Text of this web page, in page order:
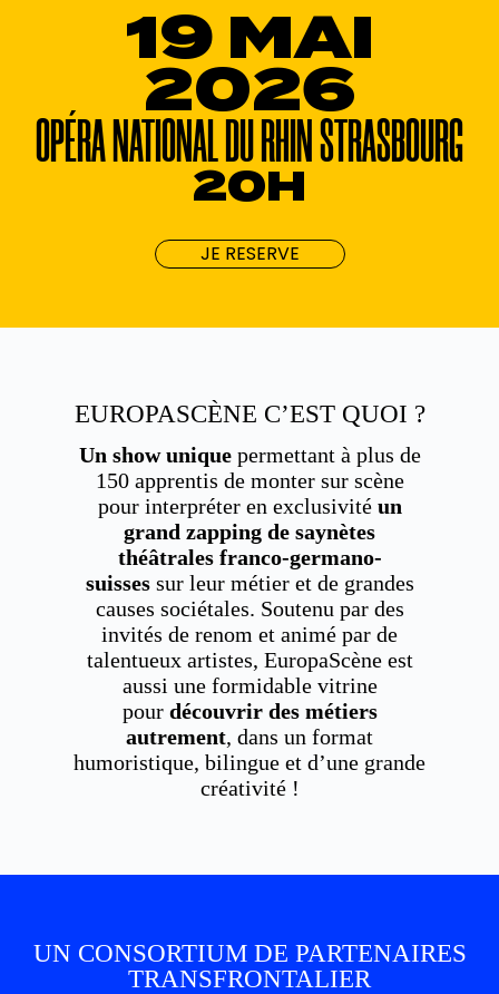
19 MAI
2026
OPÉRA NATIONAL DU RHIN STRASBOURG
20H
JE RESERVE
EUROPASCÈNE C’EST QUOI ?
Un show uniquepermettant à plus de
150 apprentis de monter sur scène
pour interpréter en exclusivité un
grand zapping de saynètes
théâtrales franco-germano-
suissessur leur métier et de grandes
causes sociétales. Soutenu par des
invités de renom et animé par de
talentueux artistes, EuropaScène est
aussi une formidable vitrine
pour découvrir des métiers
autrement, dans un format
humoristique, bilingue et d’une grande
créativité !
UN CONSORTIUM DE PARTENAIRES
TRANSFRONTALIER